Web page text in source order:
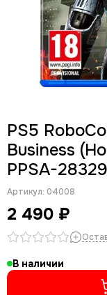
PS5
Business
PPSA-
Артикул: 04008
2 490 ₽
В наличии